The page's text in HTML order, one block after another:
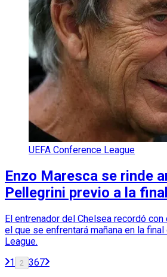
UEFA Conference League
Enzo Maresca se rinde
Pellegrini previo a la final
El entrenador del Chelsea recordó
el que se enfrentará mañana en la
League.
1
2 367